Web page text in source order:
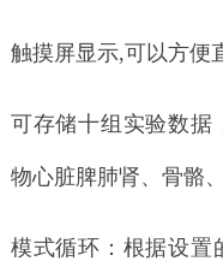
触摸屏显示,可以方便
可存储十组实验数据
物心脏脾肺肾、骨骼
模式循环：根据设置